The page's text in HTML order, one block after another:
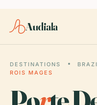
Audiala
DESTINATIONS
ROIS MAGES